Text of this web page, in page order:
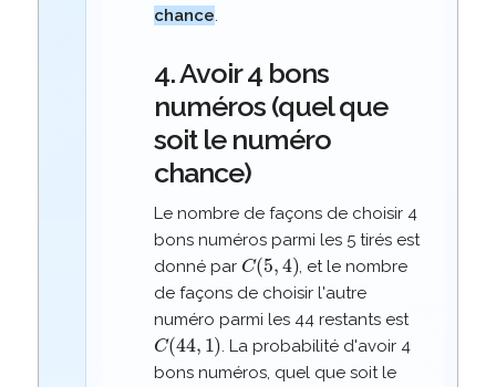
chance.
4. Avoir 4 bons
numéros (quel que
soit le numéro
chance)
Le nombre de façons de choisir 4
bons numéros parmi les 5 tirés est
donné par
C(5, )
, et le nombre
de façons de choisir l'autre
numéro parmi les 44 restants est
C(44 1)
. La probabilité d'avoir 4
bons numéros, quel que soit le